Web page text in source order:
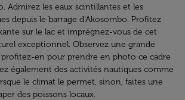
Admirez les eaux scintillantes et les
depuis le barrage d'Akosombo. Profitez
sur le lac et imprégnez-vous de cet
exceptionnel. Observez une grande
profitez-en pour prendre en photo ce cadre
également des activités nautiques comme
le climat le permet, sinon, faites une
des poissons locaux.